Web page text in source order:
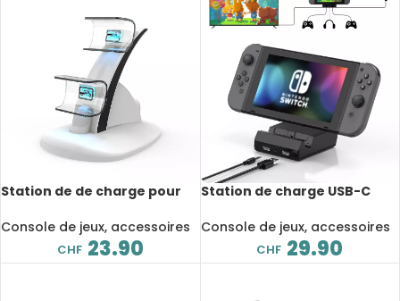
Station de de charge pour
Dock Sony Playstation 5
Console de jeux, accessoires
CHF 23.90
Station de charge USB-C
3.0, Dock TV de
remplacement
Console de jeux, accessoires
CHF 29.90